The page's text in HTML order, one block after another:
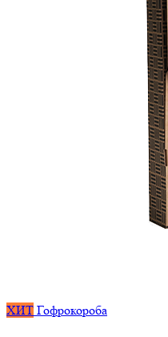
ХИТ Гофрокороба